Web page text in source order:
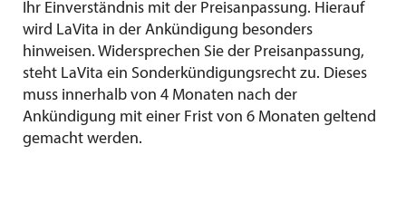
Ihr Einverständnis mit der Preisanpassung. Hierauf
wird LaVita in der Ankündigung besonders
hinweisen. Widersprechen Sie der Preisanpassung,
steht LaVita ein Sonderkündigungsrecht zu. Dieses
muss innerhalb von 4 Monaten nach der
Ankündigung mit einer Frist von 6 Monaten geltend
gemacht werden.